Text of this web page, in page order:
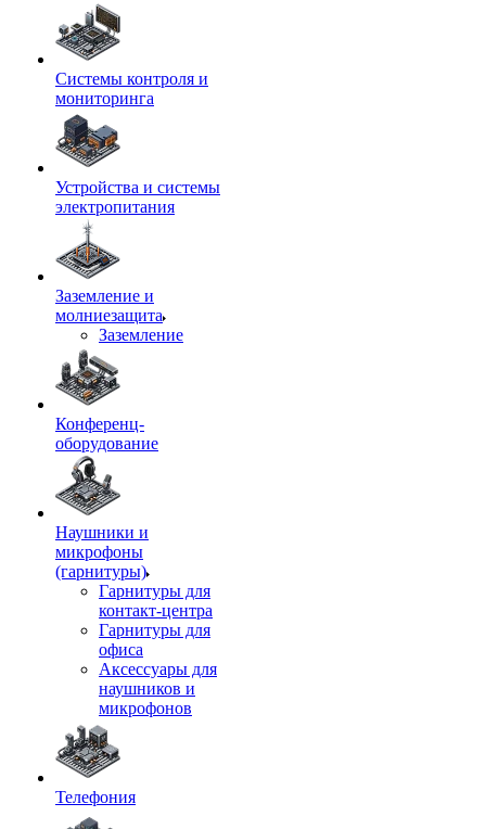
Системы контроля и
мониторинга
Устройства и системы
электропитания
Заземление и
молниезащита
Заземление
Конференц-
оборудование
Наушники и
микрофоны
(гарнитуры)
Гарнитуры для
контакт-центра
Гарнитуры для
офиса
Аксессуары для
наушников и
микрофонов
Телефония